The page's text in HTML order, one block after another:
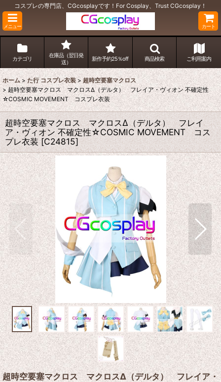
コスプレの専門店、CGcosplayです！For Cosplay、Trust CGcosplay！
メニュー カート
カテゴリ
在庫品（翌日発
送）
新作予約25％off 商品検索 ご利用案内
ホーム > た行 コスプレ衣装 > 超時空要塞マクロス
> 超時空要塞マクロス マクロスΔ（デルタ） フレイア・ヴィオン 不確定性
☆COSMIC MOVEMENT コスプレ衣装
超時空要塞マクロス マクロスΔ（デルタ） フレイ
ア・ヴィオン 不確定性☆COSMIC MOVEMENT コス
プレ衣装 [C24815]
超時空要塞マクロス マクロスΔ（デルタ） フレイア・